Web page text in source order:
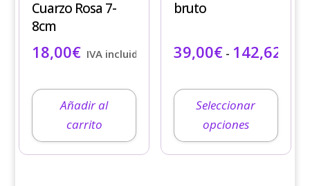
Cuarzo Rosa 7-
8cm
18,00€ IVA incluido
Añadir al
carrito
bruto
39,00€ - 142,62
Seleccionar
opciones
se
elegir
página
producto